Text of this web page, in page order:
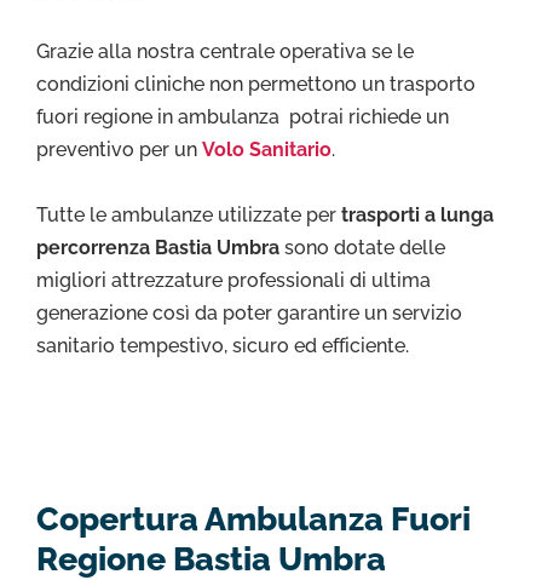
Grazie alla nostra centrale operativa se le
condizioni cliniche non permettono un trasporto
fuori regione in ambulanza potrai richiede un
preventivo per un Volo Sanitario.
Tutte le ambulanze utilizzate per trasporti a lunga
percorrenza Bastia Umbra sono dotate delle
migliori attrezzature professionali di ultima
generazione così da poter garantire un servizio
sanitario tempestivo, sicuro ed efficiente.
Copertura Ambulanza Fuori
Regione Bastia Umbra